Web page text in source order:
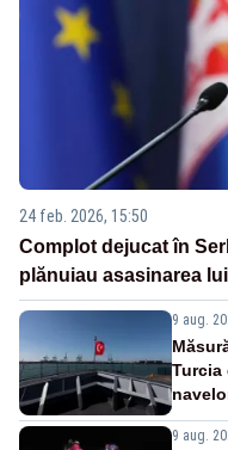
24 feb. 2026, 15:50
Complot dejucat în
plănuiau asasinarea
9 aug.
Turcia
9 aug.